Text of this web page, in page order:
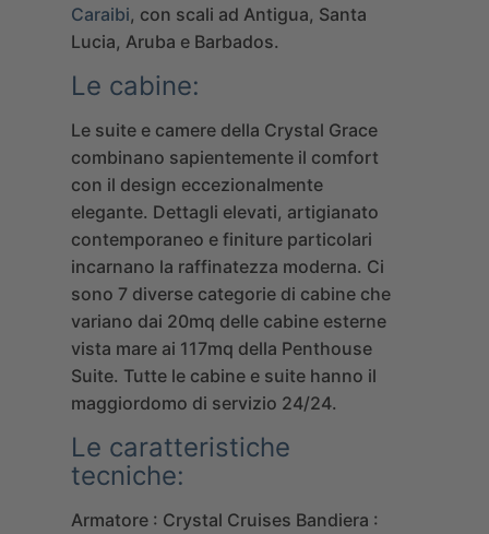
Caraibi, con scali ad Antigua, Santa
Lucia, Aruba e Barbados.
Le cabine:
Le suite e camere della Crystal Grace
combinano sapientemente il comfort
con il design eccezionalmente
elegante. Dettagli elevati, artigianato
contemporaneo e finiture particolari
incarnano la raffinatezza moderna. Ci
sono 7 diverse categorie di cabine che
variano dai 20mq delle cabine esterne
vista mare ai 117mq della Penthouse
Suite. Tutte le cabine e suite hanno il
maggiordomo di servizio 24/24.
Le caratteristiche
tecniche:
Armatore : Crystal Cruises Bandiera :